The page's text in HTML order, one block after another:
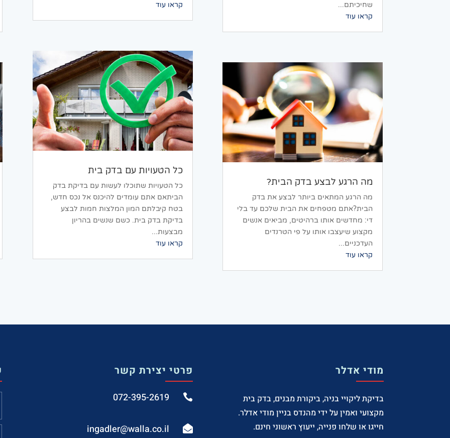
שחיכיתם...
קראו עוד
מה הרגע לבצע בדק הבית?
מה הרגע המתאים ביותר לבצע את בדק
הבית?אתם מטפחים את הבית שלכם עד בלי
די: מחדשים אותו ברהיטים, מביאים אנשים
מקצוע שיעצבו אותו על פי הטרנדים
העדכניים...
קראו עוד
קראו עוד
כל הטעויות עם בדק בית
כל הטעויות שתוכלו לעשות עם בדיקת בדק
הביתאם אתם עומדים להיכנס אל נכס חדש,
בטח קיבלתם המון המלצות חמות לבצע
בדיקת בדק בית. כשם שנשים בהריון
מבצעות...
קראו עוד
פרטי יצירת קשר

072-395-2619

‫ingadler@walla.co.il‬
מודי אדלר
בדיקת ליקויי בניה, ביקורת מבנים, בדק בית
מקצועי ואמין על ידי מהנדס בניין מודי אדלר.
חייגו או שלחו פנייה, ייעוץ ראשוני חינם.